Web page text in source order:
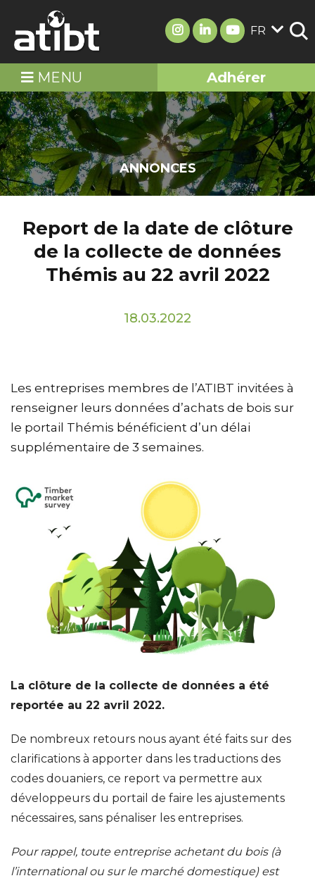
FR
MENU Adhérer
ANNONCES
Report de la date de clôture
de la collecte de données
Thémis au 22 avril 2022
18.03.2022
Les entreprises membres de l’ATIBT invitées à
renseigner leurs données d’achats de bois sur
le portail Thémis bénéficient d’un délai
supplémentaire de 3 semaines.
La clôture de la collecte de données a été
reportée au 22 avril 2022.
De nombreux retours nous ayant été faits sur des
clarifications à apporter dans les traductions des
codes douaniers, ce report va permettre aux
développeurs du portail de faire les ajustements
nécessaires, sans pénaliser les entreprises.
Pour rappel, toute entreprise achetant du bois (à
l’international ou sur le marché domestique) est